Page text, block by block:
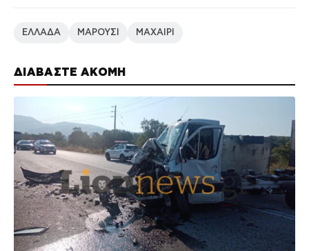
ΔΙΑΒΑΣΤΕ ΑΚΟΜΗ
ΕΛΛΑΔΑ ΜΑΡΟΥΣΙ ΜΑΧΑΙΡΙ